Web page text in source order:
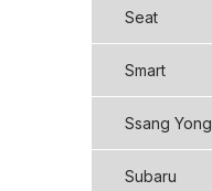
Seat
Smart
Ssang Yong
Subaru